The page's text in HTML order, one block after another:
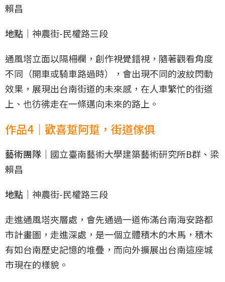
賴昌
地點｜ 神農街-民權路三段
通風塔立面以隔柵欄，創作視覺錯視，隨著觀看角度
不同（開車或騎車路過時），會出現不同的波紋閃動
效果，展現出台南街道的未來感，在人車繁忙的街道
上、也彷彿走在一條邁向未來的路上。
作品4｜歡喜踅阿踅，街道傢俱
藝術團隊｜ 國立臺南藝術大學建築藝術研究所B群、梁
賴昌
地點｜ 神農街-民權路三段
走進通風塔夾層處，會先通過一道佈滿台南海安路都
市計畫圖，走進深處，是一個立體積木的木馬，積木
有如台南歷史記憶的堆疊，而向外擴展出台南這座城
市現在的樣貌。